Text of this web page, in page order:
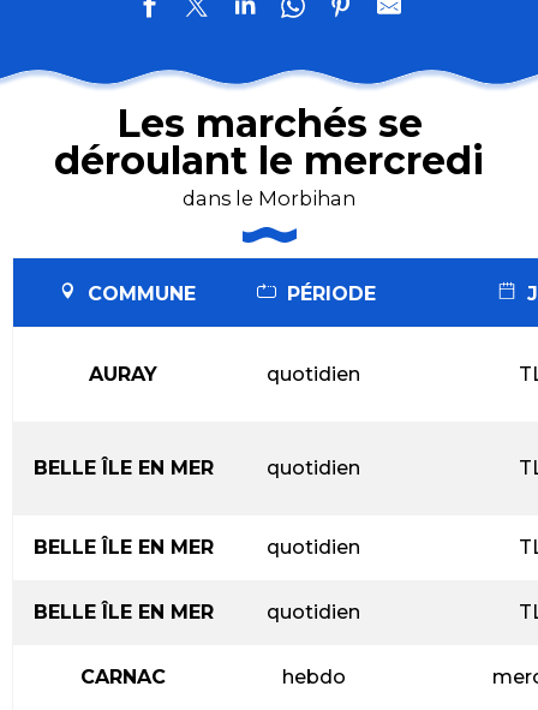
Les marchés se
déroulant le mercredi
dans le Morbihan
COMMUNE PÉRIODE
AURAY quotidien
BELLE ÎLE EN MER quotidien
BELLE ÎLE EN MER quotidien
BELLE ÎLE EN MER quotidien
CARNAC hebdo